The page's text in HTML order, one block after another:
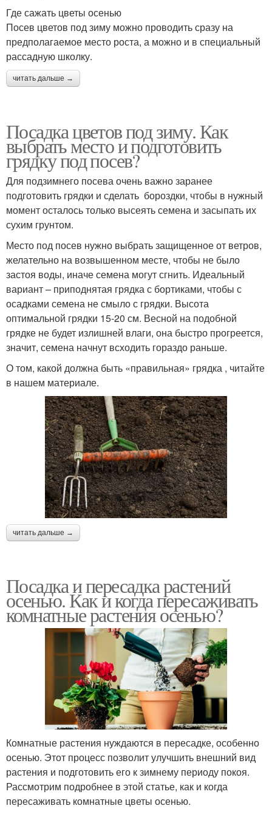
Где сажать цветы осенью
Посев цветов под зиму можно проводить сразу на
предполагаемое место роста, а можно и в специальный
рассадную школку.
читать дальше →
Посадка цветов под зиму. Как
выбрать место и подготовить
грядку под посев?
Для подзимнего посева очень важно заранее
подготовить грядки и сделать бороздки, чтобы в нужный
момент осталось только высеять семена и засыпать их
сухим грунтом.
Место под посев нужно выбрать защищенное от ветров,
желательно на возвышенном месте, чтобы не было
застоя воды, иначе семена могут сгнить. Идеальный
вариант – приподнятая грядка с бортиками, чтобы с
осадками семена не смыло с грядки. Высота
оптимальной грядки 15-20 см. Весной на подобной
грядке не будет излишней влаги, она быстро прогреется,
значит, семена начнут всходить гораздо раньше.
О том, какой должна быть «правильная» грядка , читайте
в нашем материале.
читать дальше →
Посадка и пересадка растений
осенью. Как и когда пересаживать
комнатные растения осенью?
Комнатные растения нуждаются в пересадке, особенно
осенью. Этот процесс позволит улучшить внешний вид
растения и подготовить его к зимнему периоду покоя.
Рассмотрим подробнее в этой статье, как и когда
пересаживать комнатные цветы осенью.